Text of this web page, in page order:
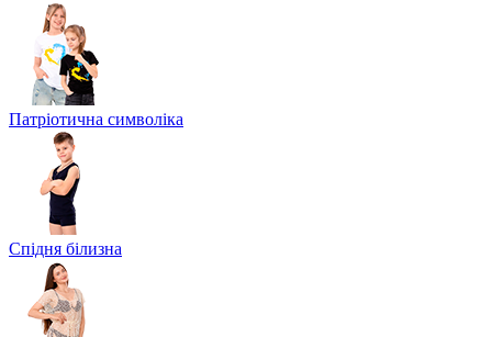
Патріотична символіка
Спідня білизна